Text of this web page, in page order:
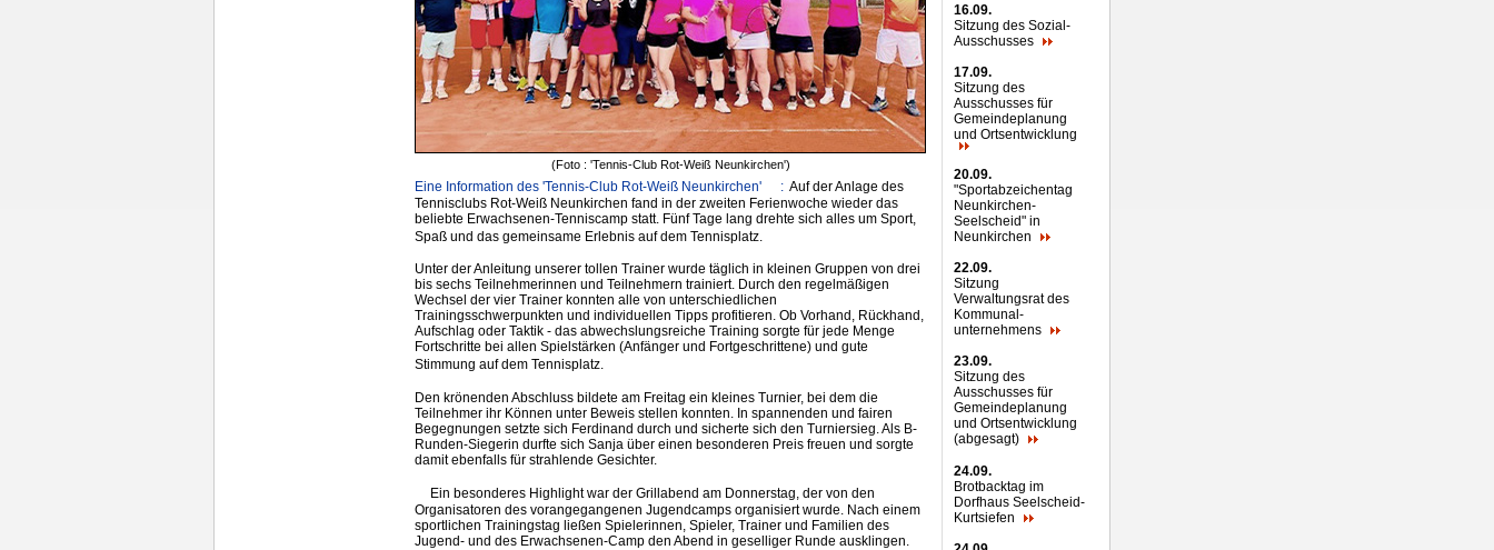
(Foto : 'Tennis-Club Rot-Weiß Neunkirchen')
Eine Information des 'Tennis-Club Rot-Weiß Neunkirchen' : Auf der Anlage des
Tennisclubs Rot-Weiß Neunkirchen fand in der zweiten Ferienwoche wieder das
beliebte Erwachsenen-Tenniscamp statt. Fünf Tage lang drehte sich alles um Sport,
Spaß und das gemeinsame Erlebnis auf dem Tennisplatz.
Unter der Anleitung unserer tollen Trainer wurde täglich in kleinen Gruppen von drei
bis sechs Teilnehmerinnen und Teilnehmern trainiert. Durch den regelmäßigen
Wechsel der vier Trainer konnten alle von unterschiedlichen
Trainingsschwerpunkten und individuellen Tipps profitieren. Ob Vorhand, Rückhand,
Aufschlag oder Taktik - das abwechslungsreiche Training sorgte für jede Menge
Fortschritte bei allen Spielstärken (Anfänger und Fortgeschrittene) und gute
Stimmung auf dem Tennisplatz.
Den krönenden Abschluss bildete am Freitag ein kleines Turnier, bei dem die
Teilnehmer ihr Können unter Beweis stellen konnten. In spannenden und fairen
Begegnungen setzte sich Ferdinand durch und sicherte sich den Turniersieg. Als B-
Runden-Siegerin durfte sich Sanja über einen besonderen Preis freuen und sorgte
damit ebenfalls für strahlende Gesichter.
Ein besonderes Highlightwar der Grillabend am Donnerstag, der von den
Organisatoren des vorangegangenen Jugendcamps organisiert wurde. Nach einem
sportlichen Trainingstag ließen Spielerinnen, Spieler, Trainer und Familien des
Jugend- und des Erwachsenen-Camp den Abend in geselliger Runde ausklingen.
16.09.
Sitzung des Sozial-
Ausschusses
17.09.
Sitzung des
Ausschusses für
Gemeindeplanung
und Ortsentwicklung
20.09.
"Sportabzeichentag
Neunkirchen-
Seelscheid" in
Neunkirchen
22.09.
Sitzung
Verwaltungsrat des
Kommunal-
unternehmens
23.09.
Sitzung des
Ausschusses für
Gemeindeplanung
und Ortsentwicklung
(abgesagt)
24.09.
Brotbacktag im
Dorfhaus Seelscheid-
Kurtsiefen